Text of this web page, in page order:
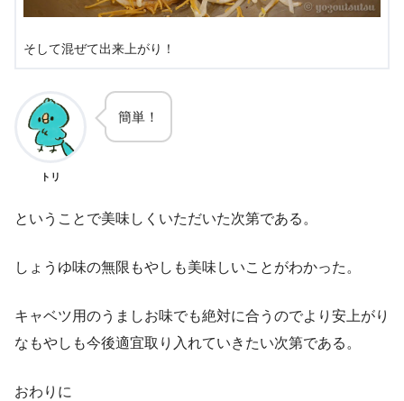
そして混ぜて出来上がり！
トリ
簡単！
ということで美味しくいただいた次第である。
しょうゆ味の無限もやしも美味しいことがわかった。
キャベツ用のうましお味でも絶対に合うのでより安上がり
なもやしも今後適宜取り入れていきたい次第である。
おわりに